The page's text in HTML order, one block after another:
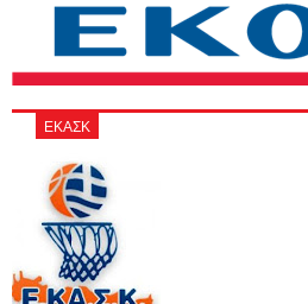
ΕΚΑΣΚ